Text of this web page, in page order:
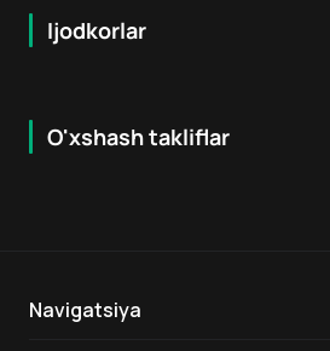
Ijodkorlar
O'xshash takliflar
16 + 7.9
Navigatsiya